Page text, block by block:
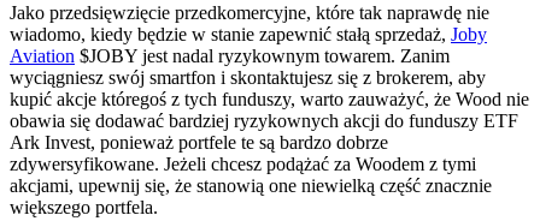
Jako przedsięwzięcie przedkomercyjne, które tak naprawdę nie
wiadomo, kiedy będzie w stanie zapewnić stałą sprzedaż, Joby
Aviation $JOBY jest nadal ryzykownym towarem. Zanim
wyciągniesz swój smartfon i skontaktujesz się z brokerem, aby
kupić akcje któregoś z tych funduszy, warto zauważyć, że Wood nie
obawia się dodawać bardziej ryzykownych akcji do funduszy ETF
Ark Invest, ponieważ portfele te są bardzo dobrze
zdywersyfikowane. Jeżeli chcesz podążać za Woodem z tymi
akcjami, upewnij się, że stanowią one niewielką część znacznie
większego portfela.